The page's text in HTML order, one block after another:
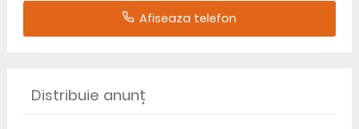
Afiseaza telefon
Distribuie anunț